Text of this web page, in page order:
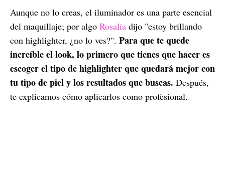
Aunque no lo creas, el iluminador es una parte esencial
del maquillaje; por algo Rosalía dijo "estoy brillando
con highlighter, ¿no lo ves?". Para que te quede
increíble el look, lo primero que tienes que hacer es
escoger el tipo de highlighter que quedará mejor con
tu tipo de piel y los resultados que buscas. Después,
te explicamos cómo aplicarlos como profesional.